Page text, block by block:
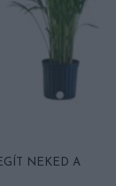
NEKED A